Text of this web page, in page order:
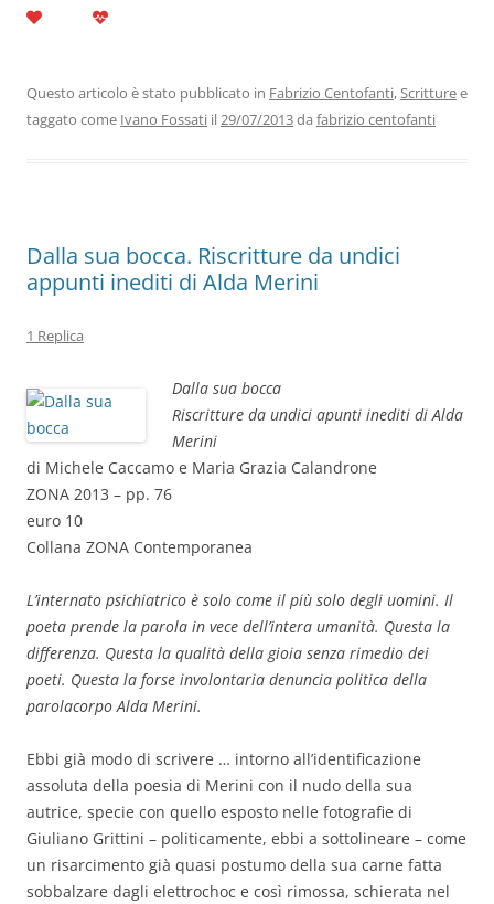
b
o
dI
n
A
p
a
m
vi
di
Questo articolo è stato pubblicato in Fabrizio Centofanti,Scritturee
taggato come Ivano Fossati il29/07/2013da fabrizio centofanti
Dalla sua bocca. Riscritture da undici
appunti inediti di Alda Merini
1 Replica
Dalla sua bocca
Riscritture da undici apunti inediti di Alda
Merini
di Michele Caccamo e Maria Grazia Calandrone
ZONA 2013 – pp. 76
euro 10
Collana ZONA Contemporanea
L’internato psichiatrico è solo come il più solo degli uomini. Il
poeta prende la parola in vece dell’intera umanità. Questa la
differenza. Questa la qualità della gioia senza rimedio dei
poeti. Questa la forse involontaria denuncia politica della
parolacorpo Alda Merini.
Ebbi già modo di scrivere … intorno all’identificazione
assoluta della poesia di Merini con il nudo della sua
autrice, specie con quello esposto nelle fotografie di
Giuliano Grittini – politicamente, ebbi a sottolineare – come
un risarcimento già quasi postumo della sua carne fatta
sobbalzare dagli elettrochoc e così rimossa, schierata nel